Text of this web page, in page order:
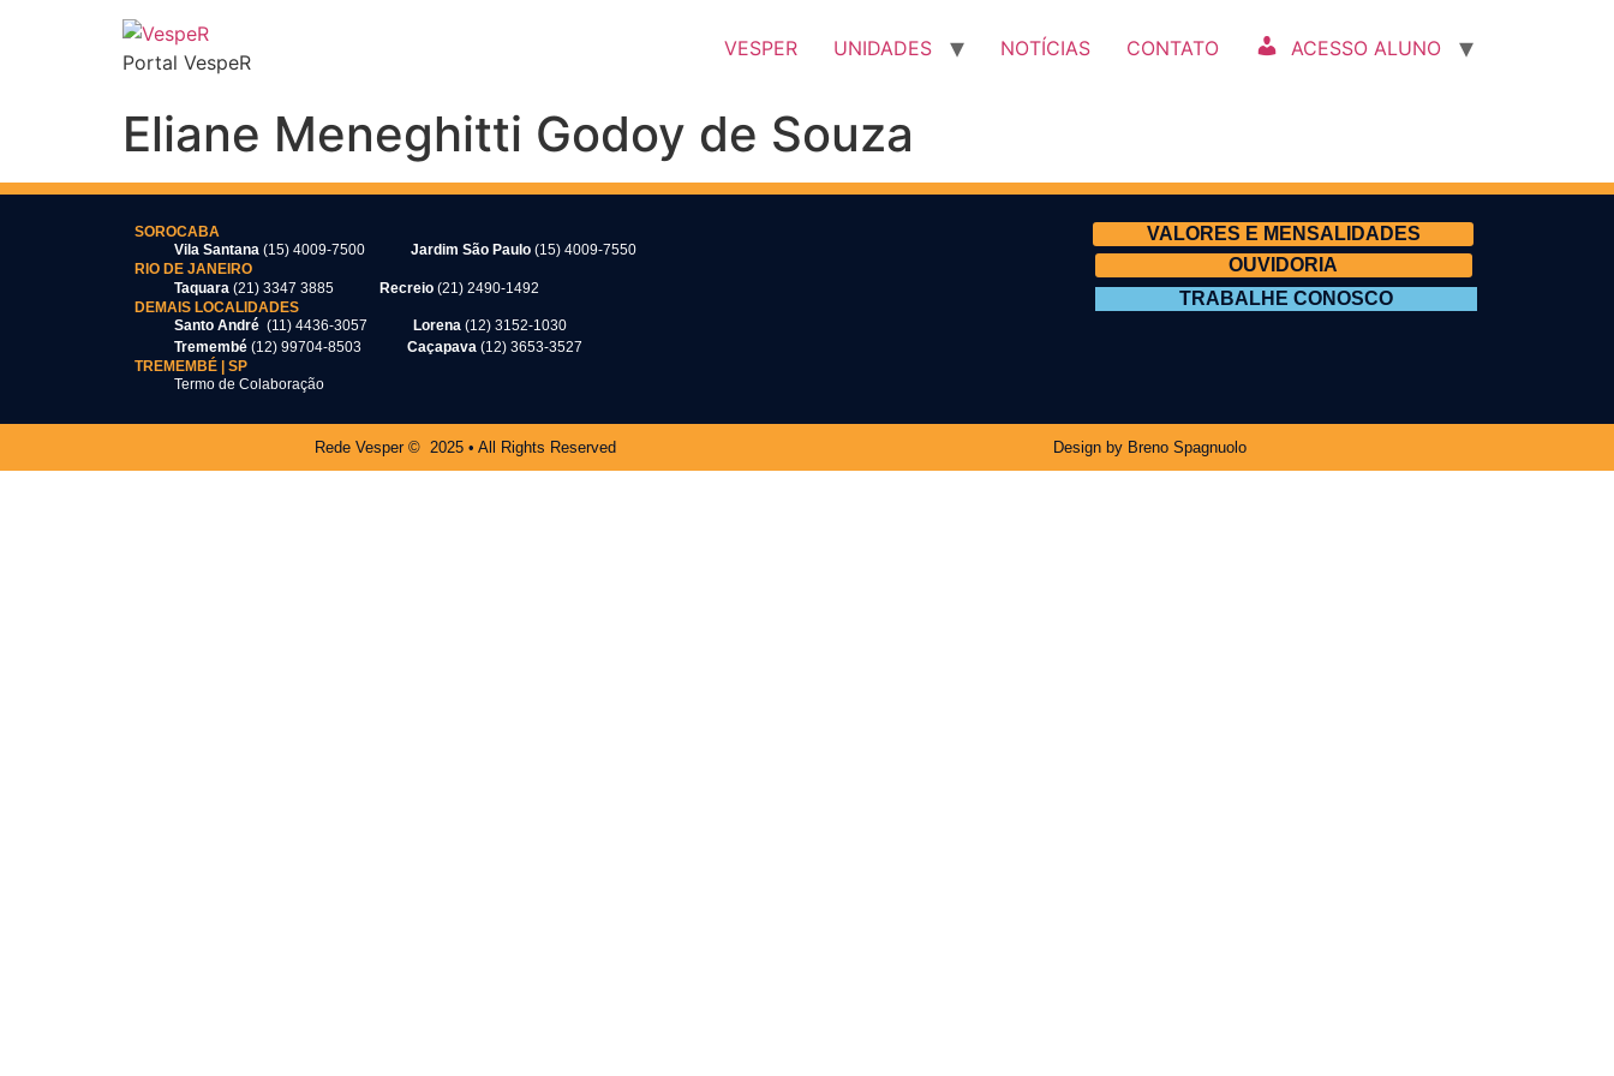
Portal VespeR
VESPER UNIDADES NOTÍCIAS CONTATO ACESSO ALUNO
Eliane Meneghitti Godoy de Souza
SOROCABA
Vila Santana (15) 4009-7500 Jardim São Paulo (15) 4009-7550
RIO DE JANEIRO
Taquara (21) 3347 3885 Recreio (21) 2490-1492
DEMAIS LOCALIDADES
Santo André (11) 4436-3057 Lorena (12) 3152-1030
Tremembé (12) 99704-8503 Caçapava (12) 3653-3527
TREMEMBÉ | SP
Termo de Colaboração
VALORES E MENSALIDADES
OUVIDORIA
TRABALHE CONOSCO
Rede Vesper © 2025 • All Rights Reserved Design by Breno Spagnuolo